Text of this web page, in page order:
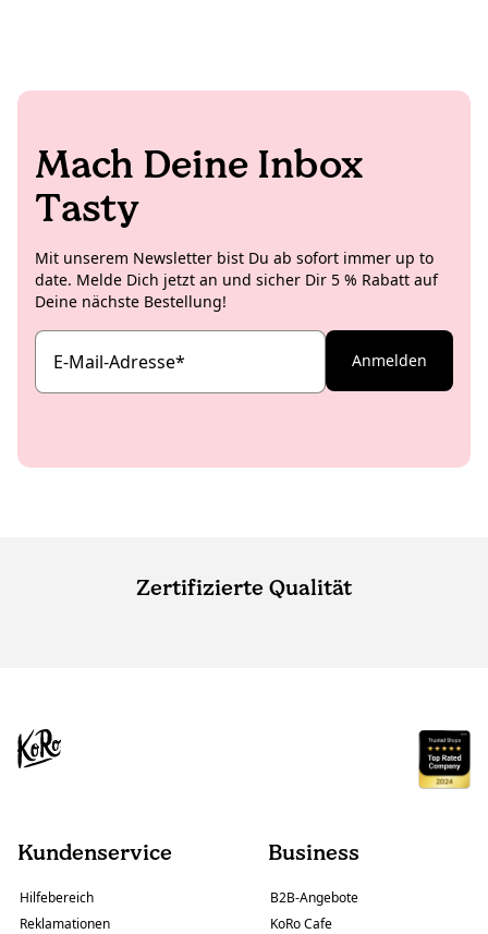
getestet und verglichen – damit Du
Mach Deine Inbox
Tasty
Mit unserem Newsletter bist Du ab sofort immer up to
date. Melde Dich jetzt an und sicher Dir 5 % Rabatt auf
Deine nächste Bestellung!
E-Mail-Adresse* Anmelden
Zertifizierte Qualität
Kundenservice
Hilfebereich
Reklamationen
Business
B2B-Angebote
KoRo Cafe